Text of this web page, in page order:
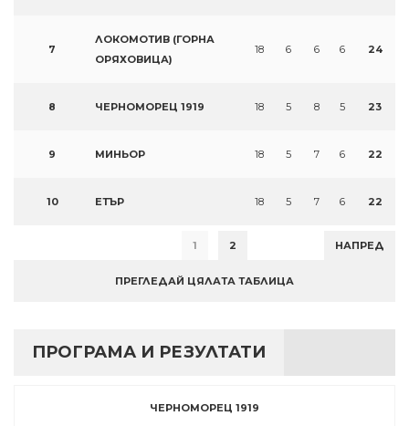
7
ЛОКОМОТИВ (ГОРНА
ОРЯХОВИЦА)
18 6 6 6 24
8 ЧЕРНОМОРЕЦ 1919 18 5 8 5 23
9 МИНЬОР 18 5 7 6 22
10 ЕТЪР 18 5 7 6 22
1 2 НАПРЕД
ПРЕГЛЕДАЙ ЦЯЛАТА ТАБЛИЦА
ПРОГРАМА И РЕЗУЛТАТИ
ЧЕРНОМОРЕЦ 1919